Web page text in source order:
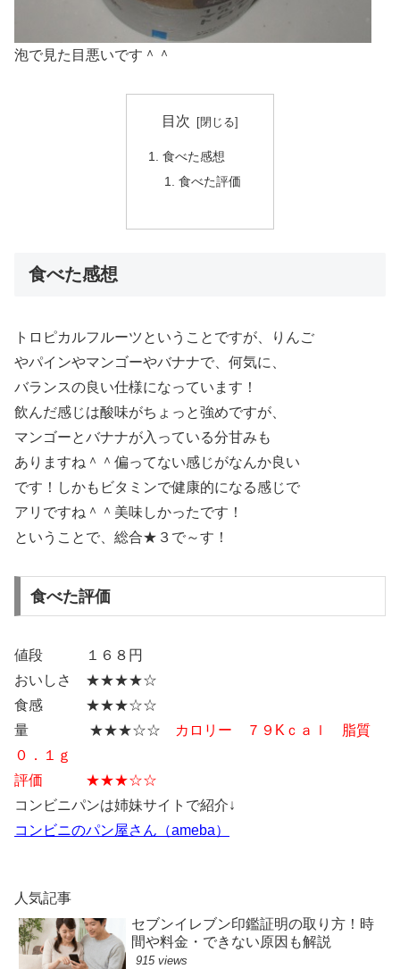
泡で見た目悪いです＾＾
目次
食べた感想
食べた評価
食べた感想
トロピカルフルーツということですが、りんご
やパインやマンゴーやバナナで、何気に、
バランスの良い仕様になっています！
飲んだ感じは酸味がちょっと強めですが、
マンゴーとバナナが入っている分甘みも
ありますね＾＾偏ってない感じがなんか良い
です！しかもビタミンで健康的になる感じで
アリですね＾＾美味しかったです！
ということで、総合★３で～す！
食べた評価
値段 １６８円
おいしさ ★★★★☆
食感 ★★★☆☆
量 ★★★☆☆
カロリー ７９Kｃａｌ 脂質
０．１ｇ
評価 ★★★☆☆
コンビニパンは姉妹サイトで紹介↓
コンビニのパン屋さん（ameba）
人気記事
セブンイレブン印鑑証明の取り方！時
間や料金・できない原因も解説
915 views